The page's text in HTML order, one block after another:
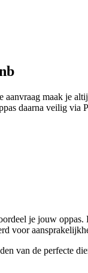
aanvraag maak je
daarna veilig via
je jouw oppas.
voor
van de perfecte